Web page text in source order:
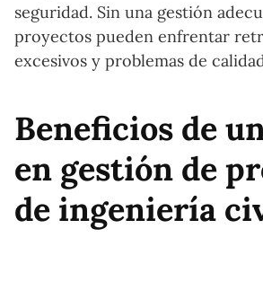
seguridad. Sin una gestión
proyectos pueden enfrentar
excesivos y problemas de
Beneficios de
en gestión de
de ingeniería